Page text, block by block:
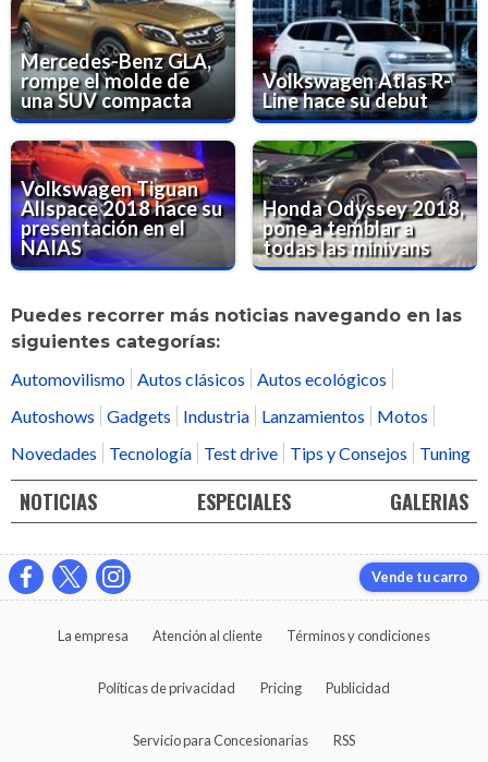
Mercedes-Benz GLA,
rompe el molde de
una SUV compacta
Volkswagen Atlas R-
Line hace su debut
Volkswagen Tiguan
Allspace 2018 hace su
presentación en el
NAIAS
Honda Odyssey 2018,
pone a temblar a
todas las minivans
Puedes recorrer más noticias navegando en las
siguientes categorías:
Automovilismo
Autos clásicos
Autos ecológicos
Autoshows
Gadgets Industria Lanzamientos
Motos
Novedades
Tecnología Test drive Tips y Consejos Tuning
NOTICIAS ESPECIALES GALERIAS
Vende tu carro
La empresa Atención al cliente Términos y condiciones
Políticas de privacidad Pricing Publicidad
Servicio para Concesionarias RSS